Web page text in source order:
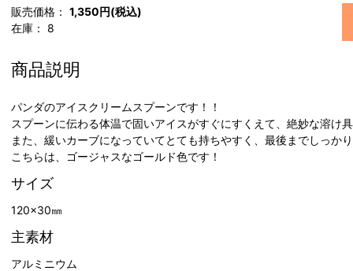
販売価格： 1,350円(税込)
在庫： 8
商品説明
パンダのアイスクリームスプーンです！！
スプーンに伝わる体温で固いアイスがすぐにすくえて、絶妙な溶け
また、緩いカーブになっていてとても持ちやすく、最後までしっか
こちらは、ゴージャスなゴールド色です！
サイズ
120×30㎜
主素材
アルミニウム